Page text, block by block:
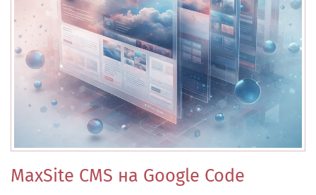
MaxSite CMS на Google Code